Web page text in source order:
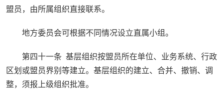
盟员，由所属组织直接联系。
地方委员会可根据不同情况设立直属小组。
第四十一条 基层组织按盟员所在单位、业务系统、行政
区划或盟员界别等建立。基层组织的建立、合并、撤销、调
整，须报上级组织批准。